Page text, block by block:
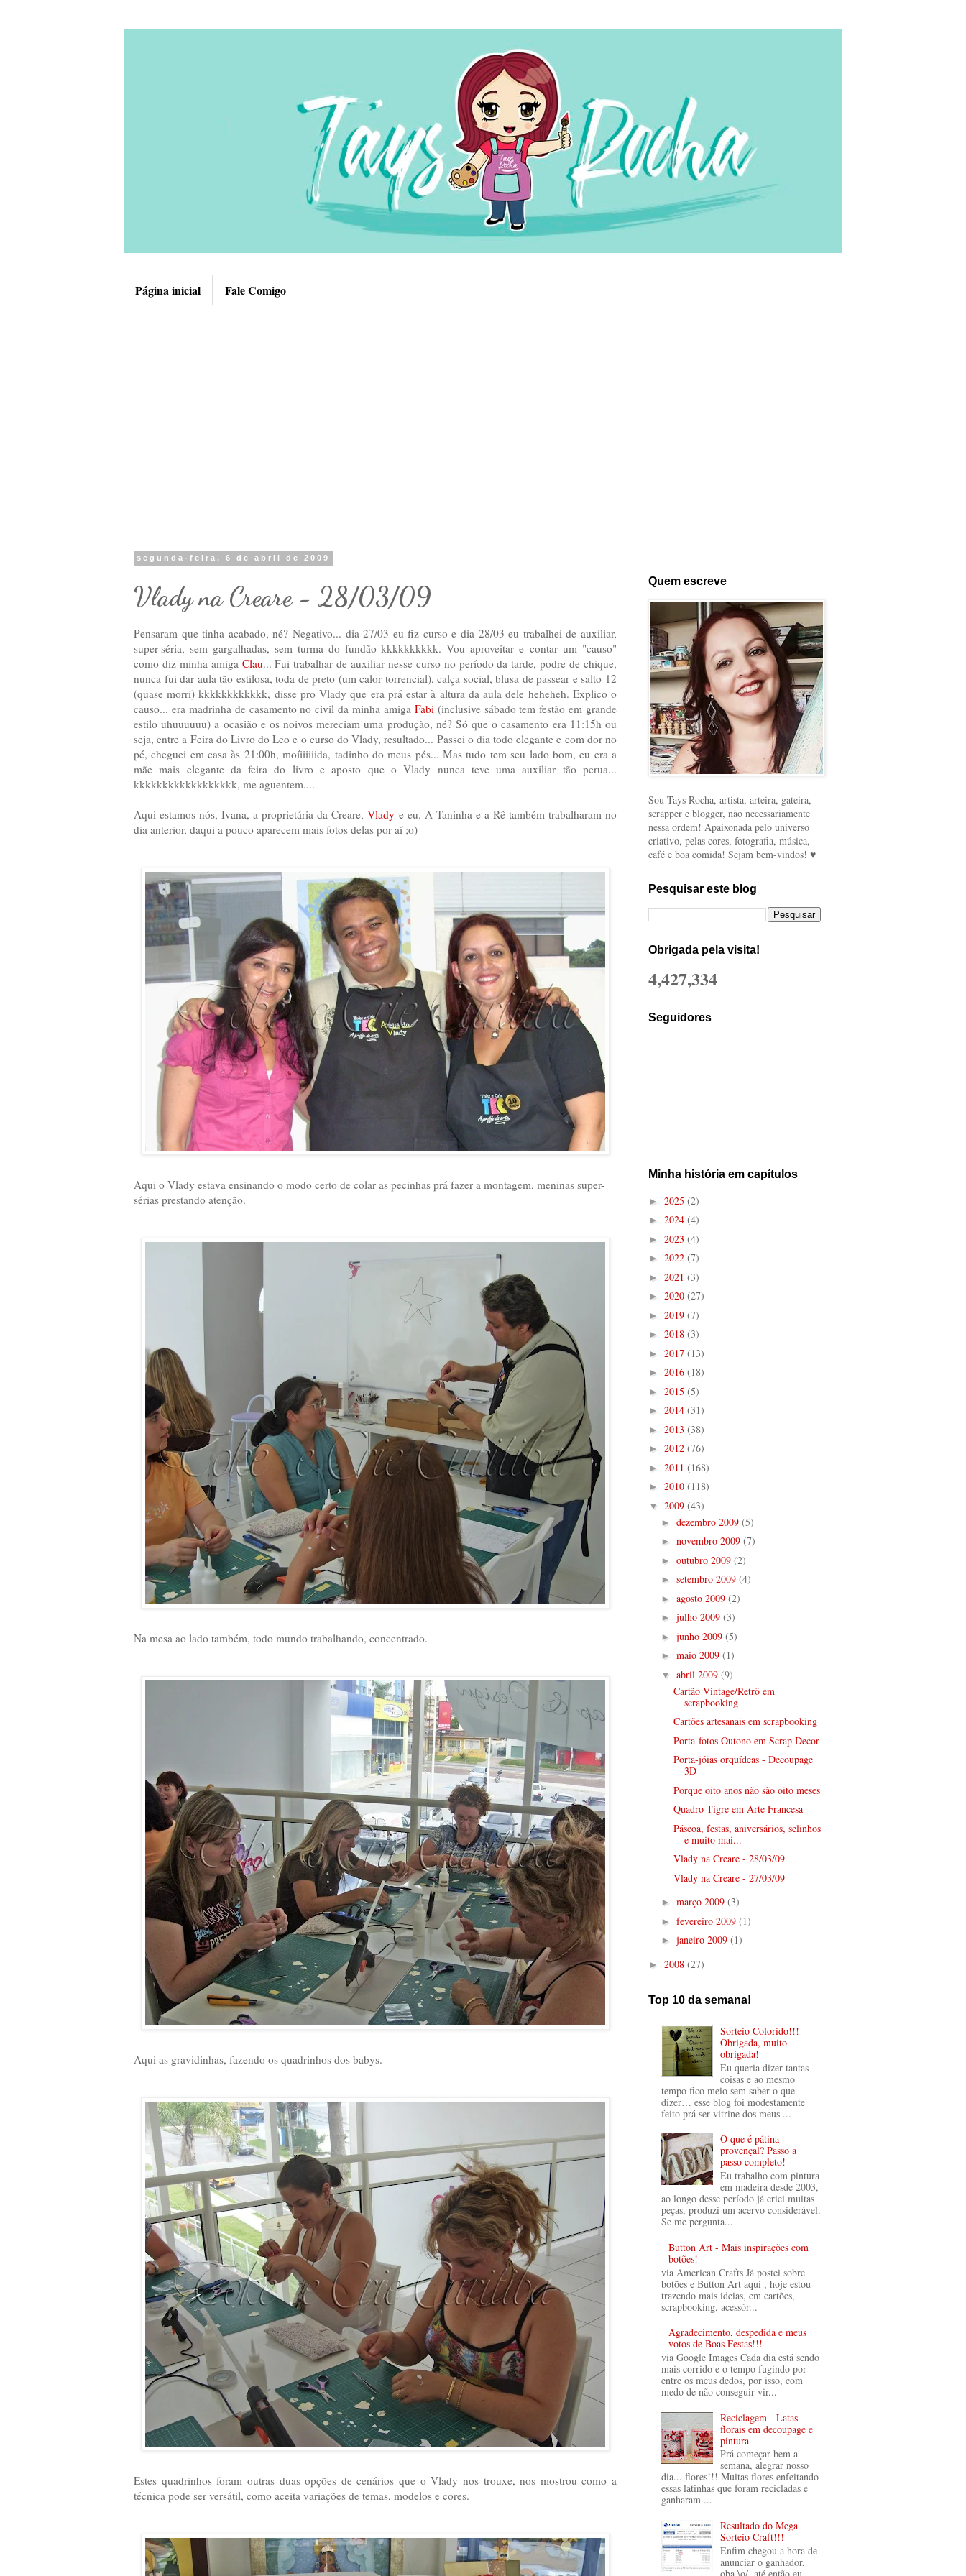
Página inicial Fale Comigo
segunda-feira, 6 de abril de 2009
Vlady na Creare - 28/03/09
Pensaram que tinha acabado, né? Negativo... dia 27/03 eu fiz curso e dia 28/03 eu trabalhei de auxiliar,
super-séria, sem gargalhadas, sem turma do fundão kkkkkkkkkk. Vou aproveitar e contar um "causo"
como diz minha amiga Clau... Fui trabalhar de auxiliar nesse curso no período da tarde, podre de chique,
nunca fui dar aula tão estilosa, toda de preto (um calor torrencial), calça social, blusa de passear e salto 12
(quase morri) kkkkkkkkkkkk, disse pro Vlady que era prá estar à altura da aula dele heheheh. Explico o
causo... era madrinha de casamento no civil da minha amiga Fabi(inclusive sábado tem festão em grande
estilo uhuuuuuu) a ocasião e os noivos mereciam uma produção, né? Só que o casamento era 11:15h ou
seja, entre a Feira do Livro do Leo e o curso do Vlady, resultado... Passei o dia todo elegante e com dor no
pé, cheguei em casa às 21:00h, moíiiiiiida, tadinho do meus pés... Mas tudo tem seu lado bom, eu era a
mãe mais elegante da feira do livro e aposto que o Vlady nunca teve uma auxiliar tão perua...
kkkkkkkkkkkkkkkkkk, me aguentem....
Aqui estamos nós, Ivana, a proprietária da Creare,Vlady e eu. A Taninha e a Rê também trabalharam no
dia anterior, daqui a pouco aparecem mais fotos delas por aí ;o)
Aqui o Vlady estava ensinando o modo certo de colar as pecinhas prá fazer a montagem, meninas super-
sérias prestando atenção.
Na mesa ao lado também, todo mundo trabalhando, concentrado.
Aqui as gravidinhas, fazendo os quadrinhos dos babys.
Estes quadrinhos foram outras duas opções de cenários que o Vlady nos trouxe, nos mostrou como a
técnica pode ser versátil, como aceita variações de temas, modelos e cores.
Quem escreve
Sou Tays Rocha, artista, arteira, gateira,
scrapper e blogger, não necessariamente
nessa ordem! Apaixonada pelo universo
criativo, pelas cores, fotografia, música,
café e boa comida! Sejam bem-vindos! ♥
Pesquisar este blog
Obrigada pela visita!
4,427,334
Seguidores
Minha história em capítulos
► 2025 (2)
► 2024 (4)
► 2023 (4)
► 2022 (7)
► 2021 (3)
► 2020 (27)
► 2019 (7)
► 2018 (3)
► 2017 (13)
► 2016 (18)
► 2015 (5)
► 2014 (31)
► 2013 (38)
► 2012 (76)
► 2011 (168)
► 2010 (118)
▼ 2009 (43)
► dezembro 2009 (5)
► novembro 2009 (7)
► outubro 2009 (2)
► setembro 2009 (4)
► agosto 2009 (2)
► julho 2009 (3)
► junho 2009 (5)
► maio 2009 (1)
▼ abril 2009 (9)
Cartão Vintage/Retrô em
scrapbooking
Cartões artesanais em scrapbooking
Porta-fotos Outono em Scrap Decor
Porta-jóias orquídeas - Decoupage
3D
Porque oito anos não são oito meses
Quadro Tigre em Arte Francesa
Páscoa, festas, aniversários, selinhos
e muito mai...
Vlady na Creare - 28/03/09
Vlady na Creare - 27/03/09
► março 2009 (3)
► fevereiro 2009 (1)
► janeiro 2009 (1)
► 2008 (27)
Top 10 da semana!
Sorteio Colorido!!!
Obrigada, muito
obrigada!
Eu queria dizer tantas
coisas e ao mesmo
tempo fico meio sem saber o que
dizer… esse blog foi modestamente
feito prá ser vitrine dos meus ...
O que é pátina
provençal? Passo a
passo completo!
Eu trabalho com pintura
em madeira desde 2003,
ao longo desse período já criei muitas
peças, produzi um acervo considerável.
Se me pergunta...
Button Art - Mais inspirações com
botões!
via American Crafts Já postei sobre
botões e Button Art aqui , hoje estou
trazendo mais ideias, em cartões,
scrapbooking, acessór...
Agradecimento, despedida e meus
votos de Boas Festas!!!
via Google Images Cada dia está sendo
mais corrido e o tempo fugindo por
entre os meus dedos, por isso, com
medo de não conseguir vir...
Reciclagem - Latas
florais em decoupage e
pintura
Prá começar bem a
semana, alegrar nosso
dia... flores!!! Muitas flores enfeitando
essas latinhas que foram recicladas e
ganharam ...
Resultado do Mega
Sorteio Craft!!!
Enfim chegou a hora de
anunciar o ganhador,